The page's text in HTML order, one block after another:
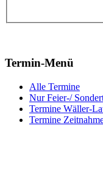
Termin-Menü
Alle Termine
Nur Feier-/
Termine Wäller-
Termine